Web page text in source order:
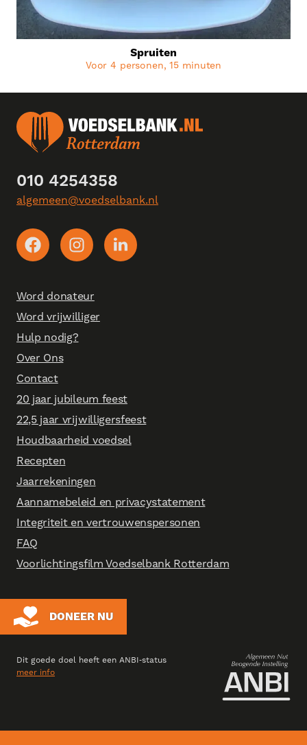
Spruiten
Voor 4 personen, 15 minuten
010 4254358
algemeen@voedselbank.nl
Word donateur
Word vrijwilliger
Hulp nodig?
Over Ons
Contact
20 jaar jubileum feest
22,5 jaar vrijwilligersfeest
Houdbaarheid voedsel
Recepten
Jaarrekeningen
Aannamebeleid en privacystatement
Integriteit en vertrouwenspersonen
FAQ
Voorlichtingsfilm Voedselbank Rotterdam
DONEER NU
Dit goede doel heeft een ANBI‑status
meer info